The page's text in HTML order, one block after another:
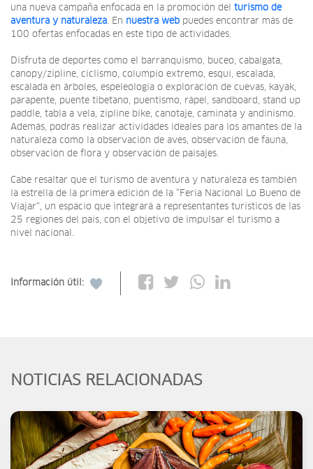
una nueva campaña enfocada en la promoción del turismo de
aventura y naturaleza. En nuestra web puedes encontrar más de
100 ofertas enfocadas en este tipo de actividades.
Disfruta de deportes como el barranquismo, buceo, cabalgata,
canopy/zipline, ciclismo, columpio extremo, esquí, escalada,
escalada en árboles, espeleología o exploración de cuevas, kayak,
parapente, puente tibetano, puentismo, rápel, sandboard, stand up
paddle, tabla a vela, zipline bike, canotaje, caminata y andinismo.
Además, podrás realizar actividades ideales para los amantes de la
naturaleza como la observación de aves, observación de fauna,
observación de flora y observación de paisajes.
Cabe resaltar que el turismo de aventura y naturaleza es también
la estrella de la primera edición de la “Feria Nacional Lo Bueno de
Viajar”, un espacio que integrará a representantes turísticos de las
25 regiones del país, con el objetivo de impulsar el turismo a
nivel nacional.
Información útil:
NOTICIAS RELACIONADAS